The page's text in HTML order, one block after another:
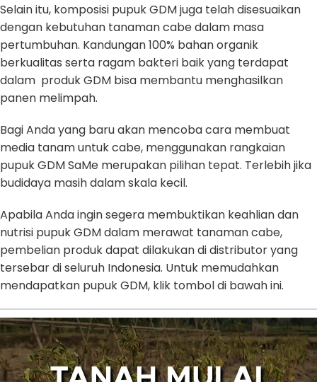
Selain itu, komposisi pupuk GDM juga telah disesuaikan
dengan kebutuhan tanaman cabe dalam masa
pertumbuhan. Kandungan 100% bahan organik
berkualitas serta ragam bakteri baik yang terdapat
dalam produk GDM bisa membantu menghasilkan
panen melimpah.
Bagi Anda yang baru akan mencoba cara membuat
media tanam untuk cabe, menggunakan rangkaian
pupuk GDM SaMe merupakan pilihan tepat. Terlebih jika
budidaya masih dalam skala kecil.
Apabila Anda ingin segera membuktikan keahlian dan
nutrisi pupuk GDM dalam merawat tanaman cabe,
pembelian produk dapat dilakukan di distributor yang
tersebar di seluruh Indonesia. Untuk memudahkan
mendapatkan pupuk GDM, klik tombol di bawah ini.